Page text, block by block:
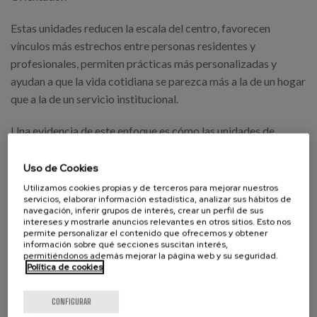
Estas unidades reducen la escala del centro, favorecen
vínculos más estrechos entre personas residentes y
profesionales, permiten prácticas más personalizadas y
ayudan a que la vida cotidiana se parezca más a la de un hogar
que a la de un servicio institucional.
Una evidencia de este enfoque es cómo las unidades de
creando entornos donde las personas pueden mantener
rutinas, espacios personales y relaciones que reflejan sus
preferencias vitales.
Transformación cultural: lo
esencial del cambio
Cambiar la manera de atender no significa únicamente
implementar nuevas herramientas o protocolos: significa
Uso de Cookies
Utilizamos cookies propias y de terceros para mejorar nuestros
servicios, elaborar información estadística, analizar sus hábitos de
navegación, inferir grupos de interés, crear un perfil de sus
intereses y mostrarle anuncios relevantes en otros sitios. Esto nos
permite personalizar el contenido que ofrecemos y obtener
información sobre qué secciones suscitan interés,
permitiéndonos además mejorar la página web y su seguridad.
Política de cookies
CONFIGURAR